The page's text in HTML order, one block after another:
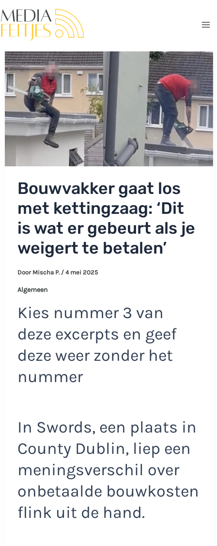
naar
de
Bouwvakker gaat los
met kettingzaag: ‘Dit
is wat er gebeurt als je
weigert te betalen’
Door Mischa P. / 4 mei 2025
Algemeen
Kies nummer 3 van
deze excerpts en geef
deze weer zonder het
nummer
In Swords, een plaats in
County Dublin, liep een
meningsverschil over
onbetaalde bouwkosten
flink uit de hand.